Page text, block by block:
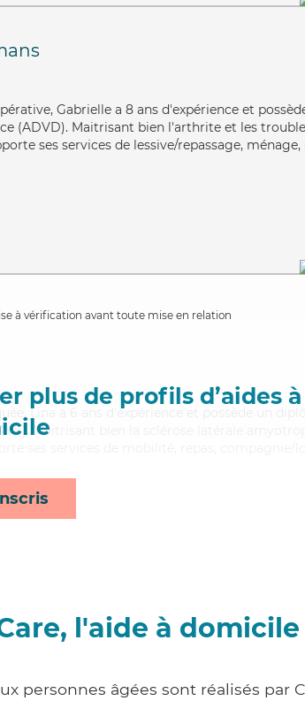
Gabrielle a 8 ans d'expérience et
(ADVD). Maitrisant bien l'arthrite et les
ses services de lessive/repassage,
à vérification avant toute mise en relation
plus de profils d’aides à
Lina a 6 ans d'expérience et possède un
Maitrisant bien la sclérose latérale
l'aide à
personnes âgées sont réalisés par